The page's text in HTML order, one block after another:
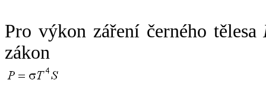
Pro výkon záření černého tělesa
zákon